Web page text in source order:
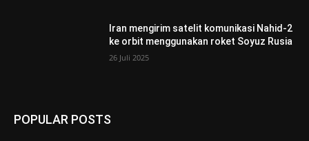
Iran mengirim satelit komunikasi Nahid-2
ke orbit menggunakan roket Soyuz Rusia
26 Juli 2025
POPULAR POSTS